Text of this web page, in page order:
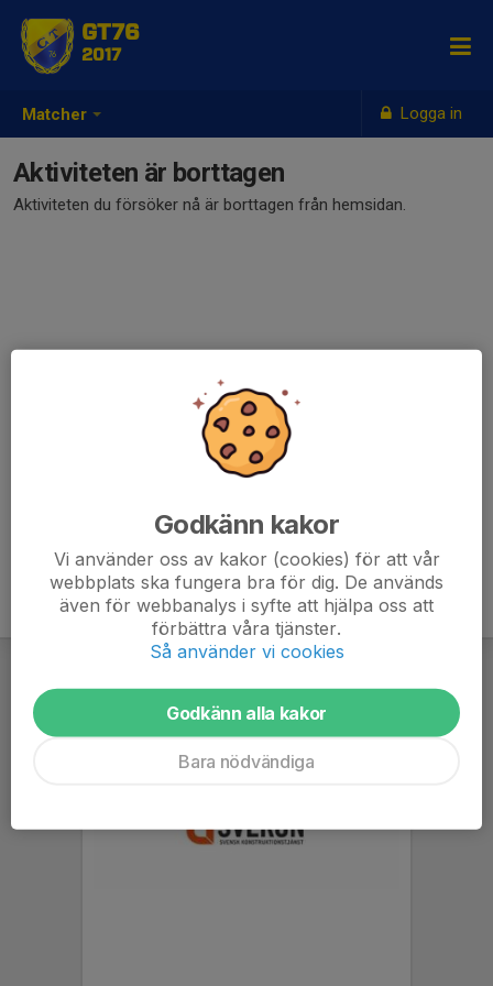
Matcher Logga in
GT76
2017
Aktiviteten är borttagen
Aktiviteten du försöker nå är borttagen från hemsidan.
Godkänn kakor
Vi använder oss av kakor (cookies) för att vår
webbplats ska fungera bra för dig. De används
även för webbanalys i syfte att hjälpa oss att
förbättra våra tjänster.
Så använder vi cookies
Godkänn alla kakor
Bara nödvändiga